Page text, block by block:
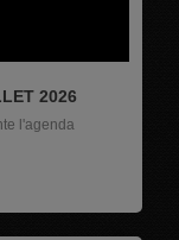
2026
l'agenda